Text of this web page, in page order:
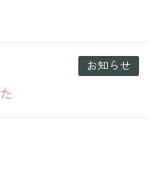
お知らせ